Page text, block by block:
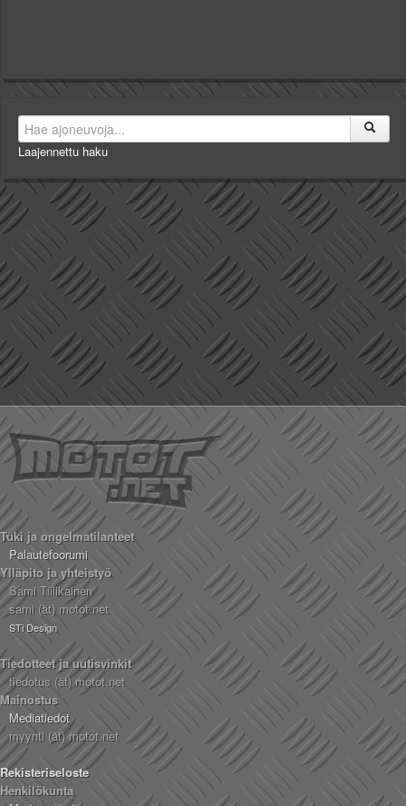
Laajennettu haku
Tuki ja ongelmatilanteet
Palautefoorumi
Ylläpito ja yhteistyö
Sami Tiilikainen
sami (ät) motot.net
STi Design
Tiedotteet ja uutisvinkit
tiedotus (ät) motot.net
Mainostus
Mediatiedot
myynti (ät) motot.net
Rekisteriseloste
Henkilökunta